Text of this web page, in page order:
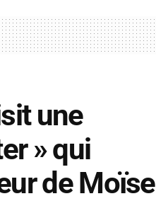
une
» qui
de Moïse